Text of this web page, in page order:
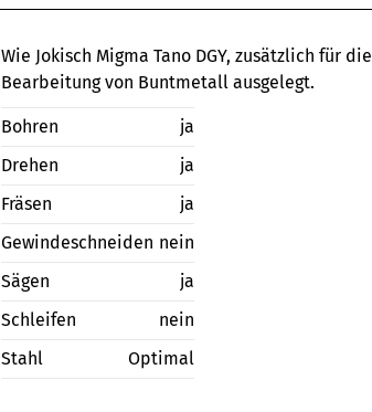
Wie Jokisch Migma Tano DGY, zusätzlich für die
Bearbeitung von Buntmetall ausgelegt.
Bohren
ja
Drehen
ja
Fräsen
ja
Gewindeschneiden nein
Sägen
ja
Schleifen
nein
Stahl
Optimal